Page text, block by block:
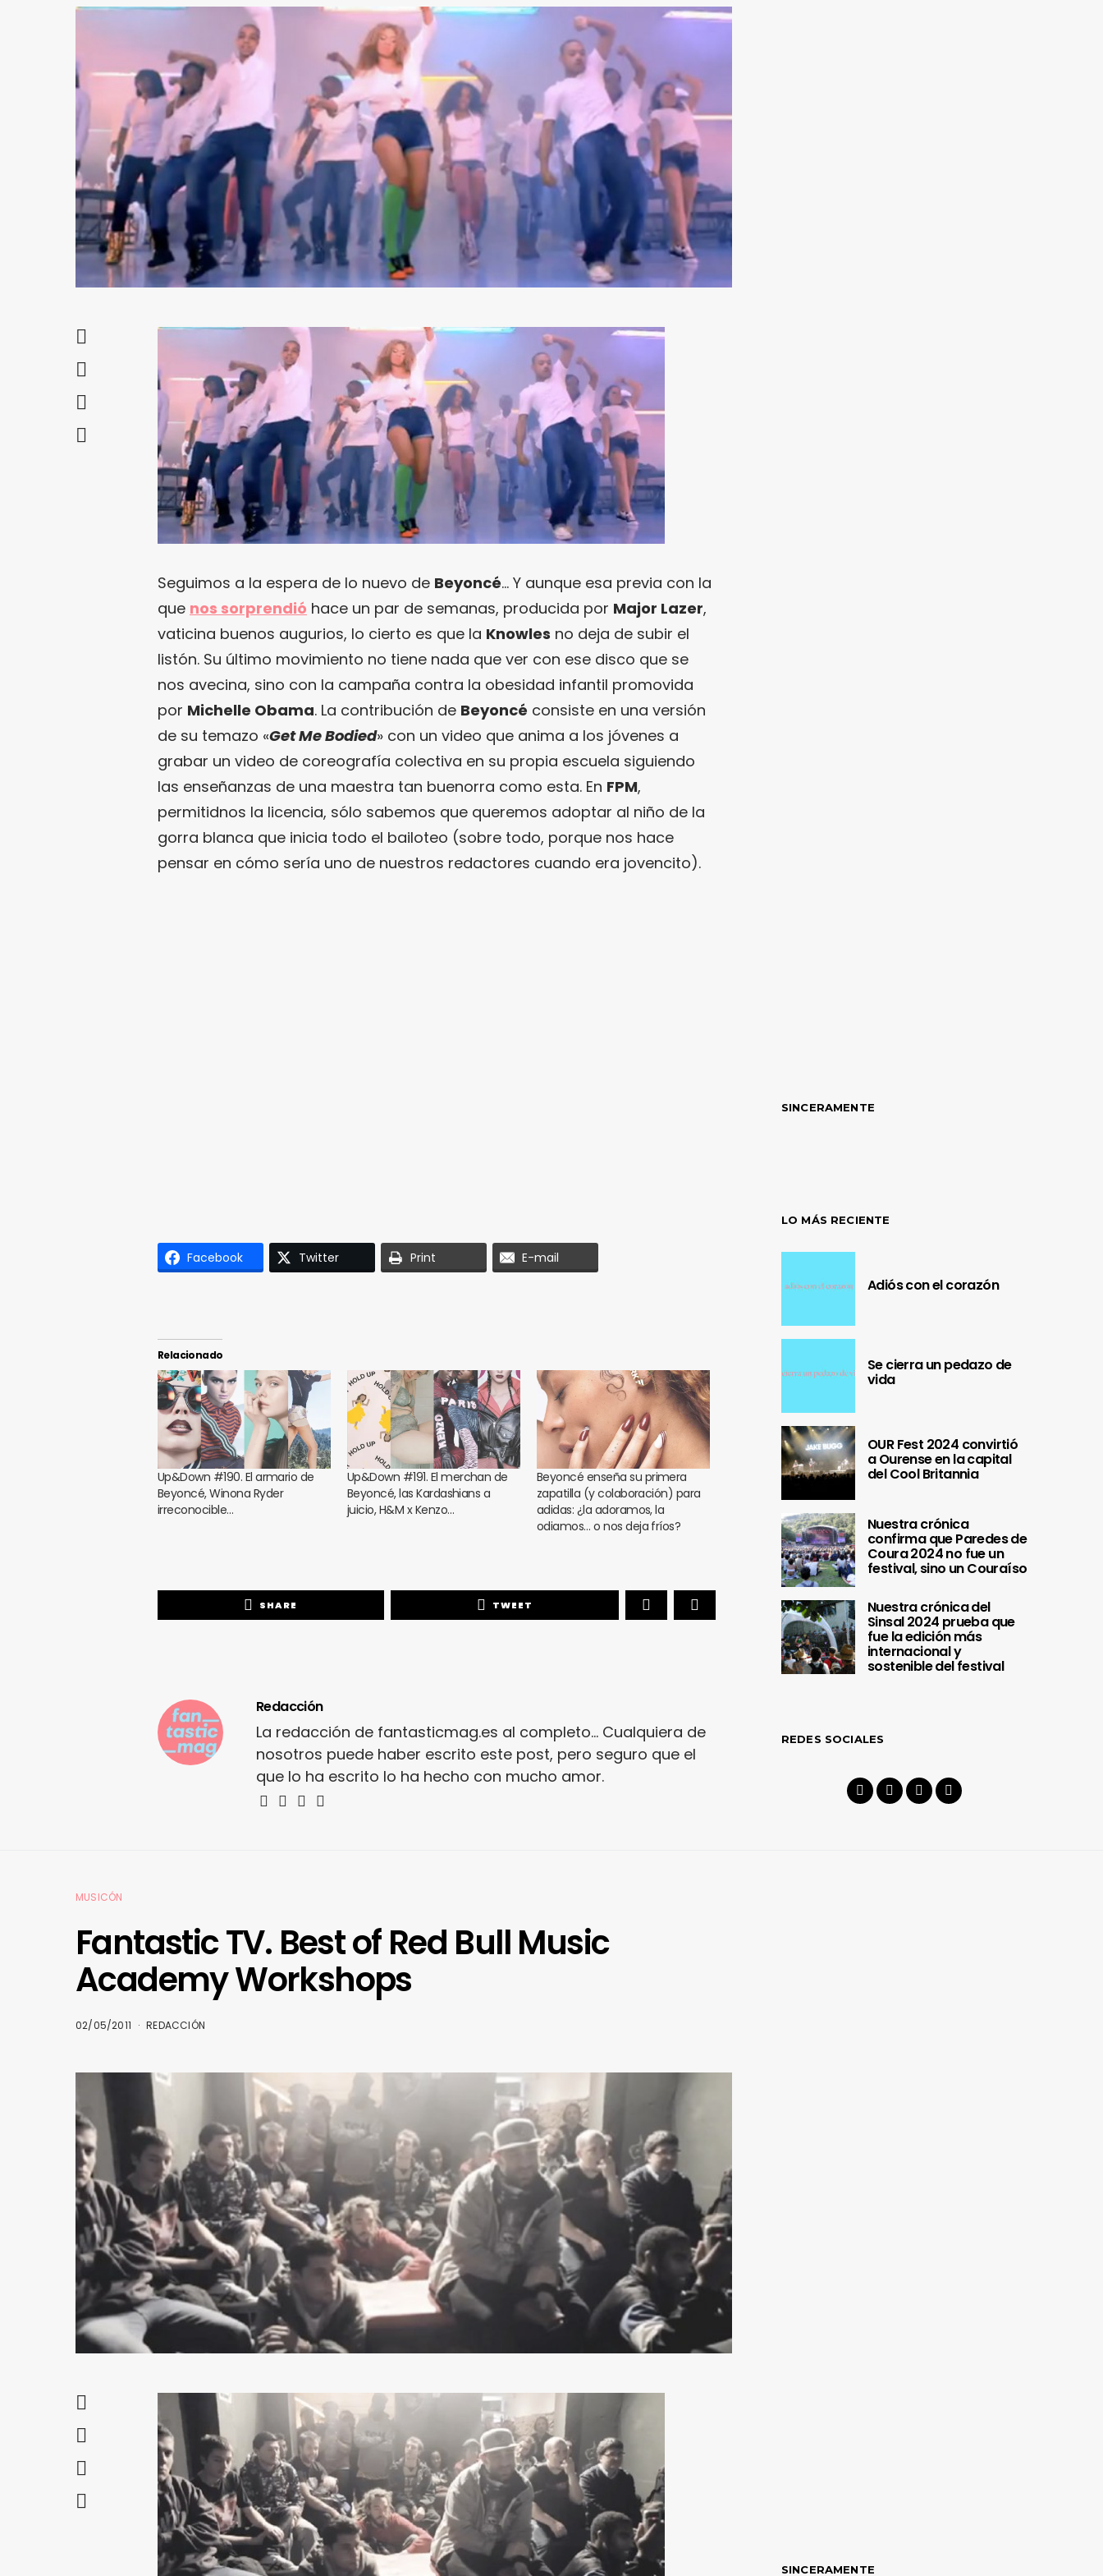
Seguimos a la espera de lo nuevo de Beyoncé… Y aunque esa previa con la
que nos sorprendió hace un par de semanas, producida por Major Lazer,
vaticina buenos augurios, lo cierto es que la Knowles no deja de subir el
listón. Su último movimiento no tiene nada que ver con ese disco que se
nos avecina, sino con la campaña contra la obesidad infantil promovida
por Michelle Obama. La contribución de Beyoncé consiste en una versión
de su temazo «Get Me Bodied» con un video que anima a los jóvenes a
grabar un video de coreografía colectiva en su propia escuela siguiendo
las enseñanzas de una maestra tan buenorra como esta. En FPM,
permitidnos la licencia, sólo sabemos que queremos adoptar al niño de la
gorra blanca que inicia todo el bailoteo (sobre todo, porque nos hace
pensar en cómo sería uno de nuestros redactores cuando era jovencito).
Facebook Twitter Print E-mail
Relacionado
Up&Down #190. El armario de
Beyoncé, Winona Ryder
irreconocible…
Up&Down #191. El merchan de
Beyoncé, las Kardashians a
juicio, H&M x Kenzo…
Beyoncé enseña su primera
zapatilla (y colaboración) para
adidas: ¿la adoramos, la
odiamos… o nos deja fríos?
SHARE TWEET
Redacción
La redacción de fantasticmag.es al completo... Cualquiera de
nosotros puede haber escrito este post, pero seguro que el
que lo ha escrito lo ha hecho con mucho amor.
SINCERAMENTE
LO MÁS RECIENTE
Adiós con el corazón
Se cierra un pedazo de
vida
OUR Fest 2024 convirtió
a Ourense en la capital
del Cool Britannia
Nuestra crónica
confirma que Paredes de
Coura 2024 no fue un
festival, sino un Couraíso
Nuestra crónica del
Sinsal 2024 prueba que
fue la edición más
internacional y
sostenible del festival
REDES SOCIALES
MUSICÓN
Fantastic TV. Best of Red Bull Music
Academy Workshops
02/05/2011 REDACCIÓN
SINCERAMENTE